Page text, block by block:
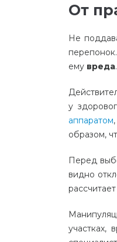
От
Не
ему вреда.
у
аппаратом
образом,
Перед
видно
участках,